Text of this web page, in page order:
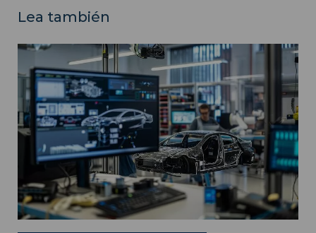
Lea también
Escuela de doctorado ">